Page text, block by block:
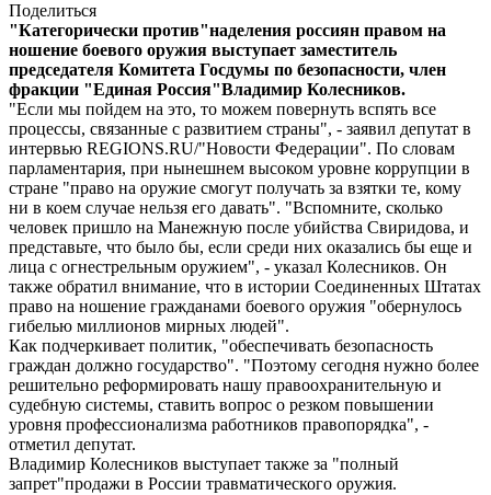
Поделиться
"Категорически против"наделения россиян правом на
ношение боевого оружия выступает заместитель
председателя Комитета Госдумы по безопасности, член
фракции "Единая Россия"Владимир Колесников.
"Если мы пойдем на это, то можем повернуть вспять все
процессы, связанные с развитием страны", - заявил депутат в
интервью REGIONS.RU/"Новости Федерации". По словам
парламентария, при нынешнем высоком уровне коррупции в
стране "право на оружие смогут получать за взятки те, кому
ни в коем случае нельзя его давать". "Вспомните, сколько
человек пришло на Манежную после убийства Свиридова, и
представьте, что было бы, если среди них оказались бы еще и
лица с огнестрельным оружием", - указал Колесников. Он
также обратил внимание, что в истории Соединенных Штатах
право на ношение гражданами боевого оружия "обернулось
гибелью миллионов мирных людей".
Как подчеркивает политик, "обеспечивать безопасность
граждан должно государство". "Поэтому сегодня нужно более
решительно реформировать нашу правоохранительную и
судебную системы, ставить вопрос о резком повышении
уровня профессионализма работников правопорядка", -
отметил депутат.
Владимир Колесников выступает также за "полный
запрет"продажи в России травматического оружия.